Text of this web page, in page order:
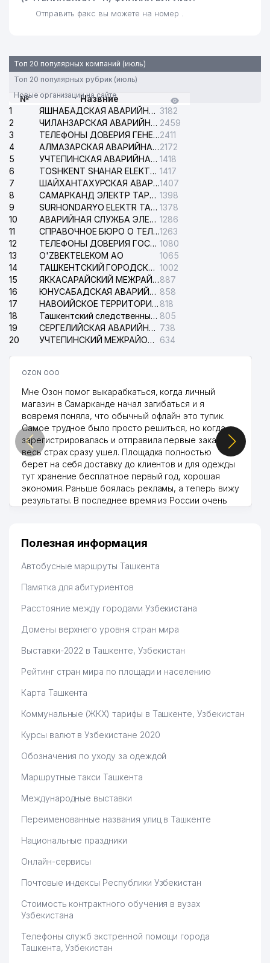
Отправить факс вы можете на номер .
Топ 20 популярных компаний (июль)
Топ 20 популярных рубрик (июль)
Новые организации на сайте
№
Назвние
1
ЯШНАБАДСКАЯ АВАРИЙНАЯ СЛУЖБА ЭЛЕКТРОСЕТИ 3182
2
ЧИЛАНЗАРСКАЯ АВАРИЙНАЯ СЛУЖБА ЭЛЕКТРОСЕТИ 2459
3
ТЕЛЕФОНЫ ДОВЕРИЯ ГЕНЕРАЛЬНОЙ ПРОКУРАТУРЫ РЕСПУБЛИКИ УЗБЕКИСТАН2411
4
АЛМАЗАРСКАЯ АВАРИЙНАЯ СЛУЖБА ЭЛЕКТРОСЕТИ2172
5
УЧТЕПИНСКАЯ АВАРИЙНАЯ СЛУЖБА ЭЛЕКТРОСЕТИ 1418
6
TOSHKENT SHAHAR ELEKTR TARMOQLARI KORXONASI АО 1417
7
ШАЙХАНТАХУРСКАЯ АВАРИЙНАЯ СЛУЖБА ЭЛЕКТРОСЕТИ1407
8
САМАРКАНД ЭЛЕКТР ТАРМОКЛАРИ АО 1398
9
SURHONDARYO ELEKTR TARMOKLARI АО 1378
10
АВАРИЙНАЯ СЛУЖБА ЭЛЕКТРОСЕТИ ТАШКЕНТСКОГО РАЙОНА 1286
11
СПРАВОЧНОЕ БЮРО О ТЕЛЕФОНАХ ОРГАНИЗАЦИЙ г. ТАШКЕНТА1263
12
ТЕЛЕФОНЫ ДОВЕРИЯ ГОСУДАРСТВЕННОГО ЦЕНТРА ТЕСТИРОВАНИЯ 1080
13
O'ZBEKTELEKOM АО
1065
14
ТАШКЕНТСКИЙ ГОРОДСКОЙ СУД ПО ГРАЖДАНСКИМ ДЕЛАМ 1002
15
ЯККАСАРАЙСКИЙ МЕЖРАЙОННЫЙ СУД ПО ГРАЖДАНСКИМ ДЕЛАМ887
16
ЮНУСАБАДСКАЯ АВАРИЙНАЯ СЛУЖБА ЭЛЕКТРОСЕТИ 858
17
НАВОИЙСКОЕ ТЕРРИТОРИАЛЬНОЕ ПРЕДПРИЯТИЕ ЭЛЕКТРОСЕТИ АО 818
18
Ташкентский следственный изолятор 805
19
СЕРГЕЛИЙСКАЯ АВАРИЙНАЯ СЛУЖБА ЭЛЕКТРОСЕТИ 738
20
УЧТЕПИНСКИЙ МЕЖРАЙОННЫЙ СУД ПО ГРАЖДАНСКИМ ДЕЛАМ 634
OZON ООО
Мне Озон помог выкарабкаться, когда личный
магазин в Самарканде начал загибаться и я
вовремя поняла, что обычный офлайн это тупик.
Самое трудное было просто решиться, но когда
зарегистрировалась и отправила первые заказы,
весь страх сразу ушел. Площадка полностью
берет на себя доставку до клиентов и для одежды
тут хранение бесплатное первый год, хорошая
экономия. Раньше боялась рекламы, а теперь вижу
результаты. В последнее время из России очень
Hamida 03.08.2026 12:45:39
Полезная информация
Автобусные маршруты Ташкента
Памятка для абитуриентов
Расстояние между городами Узбекистана
Домены верхнего уровня стран мира
Выставки-2022 в Ташкенте, Узбекистан
Рейтинг стран мира по площади и населению
Карта Ташкента
Коммунальные (ЖКХ) тарифы в Ташкенте, Узбекистан
Курсы валют в Узбекистане 2020
Обозначения по уходу за одеждой
Маршрутные такси Ташкента
Международные выставки
Переименованные названия улиц в Ташкенте
Национальные праздники
Онлайн-сервисы
Почтовые индексы Республики Узбекистан
Стоимость контрактного обучения в вузах
Узбекистана
Телефоны служб экстренной помощи города
Ташкента, Узбекистан